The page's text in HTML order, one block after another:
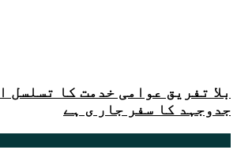
بلا تفریق عوامی خدمت کا تسلسل
جدوجہد کا سفر جار ی ہے